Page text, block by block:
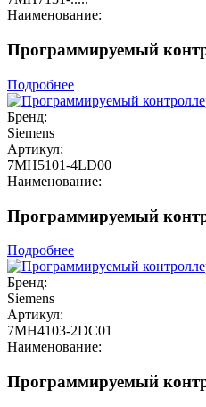
Наименование:
Программируемый
Подробнее
Бренд:
Siemens
Артикул:
7MH5101-4LD00
Наименование:
Программируемый
Подробнее
Бренд:
Siemens
Артикул:
7MH4103-2DC01
Наименование:
Программируемый